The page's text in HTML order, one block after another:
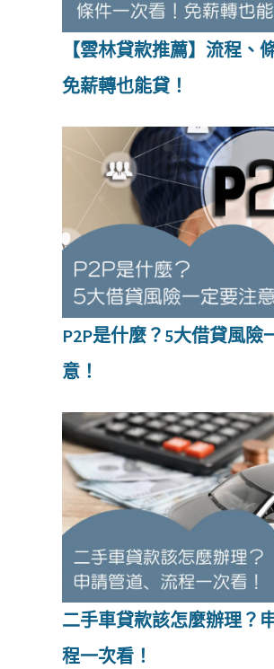
【雲林貸款推薦】流程、
免薪轉也能貸！
P2P是什麼？5大借貸風險
意！
二手車貸款該怎麼辦理？
程一次看！